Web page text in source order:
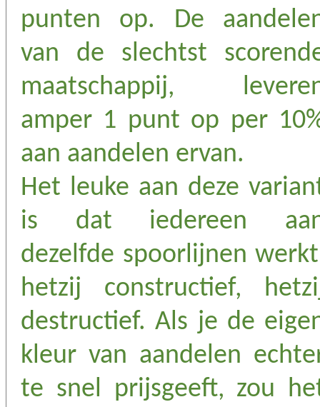
punten op. De
van de slechtst
maatschappij,
amper 1 punt op per
aan aandelen ervan.
Het leuke aan deze
is dat iedereen
dezelfde spoorlijnen
hetzij constructief,
destructief. Als je de
kleur van aandelen
te snel prijsgeeft, zou